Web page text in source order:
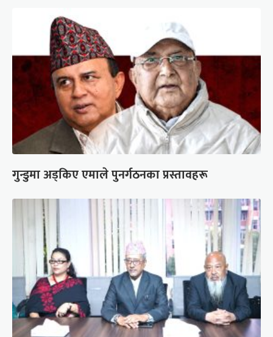
गुन्डुमा अड्किए एमाले पुनर्गठनका प्रस्तावहरू